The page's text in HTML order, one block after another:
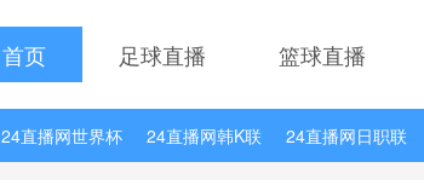
首页 足球直播 篮球直播
24直播网世界杯 24直播网韩K联 24直播网日职联